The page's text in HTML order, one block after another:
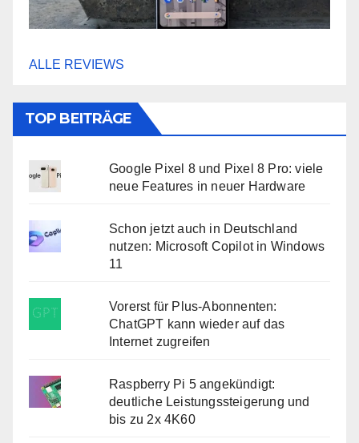
ALLE REVIEWS
TOP BEITRÄGE
Google Pixel 8 und Pixel 8 Pro: viele
neue Features in neuer Hardware
Schon jetzt auch in Deutschland
nutzen: Microsoft Copilot in Windows
11
Vorerst für Plus-Abonnenten:
ChatGPT kann wieder auf das
Internet zugreifen
Raspberry Pi 5 angekündigt:
deutliche Leistungssteigerung und
bis zu 2x 4K60